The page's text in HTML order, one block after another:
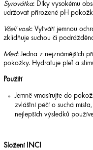
Syrovátka: Díky vysokému
udržovat přirozené pH
Včelí vosk: Vytváří jemnou
zklidňuje suchou či
Med: Jedna z nejznámějších
pokožky. Hydratuje pleť a
Použití
Jemně vmasírujte do
zvláštní péčí o suchá
nejlepších výsledků
Složení INCI